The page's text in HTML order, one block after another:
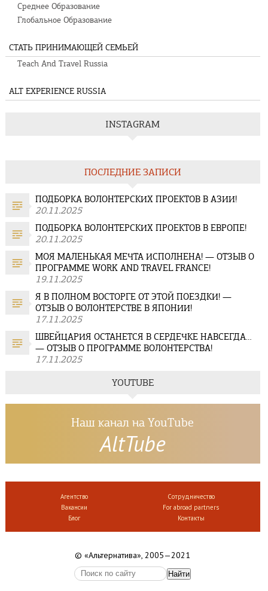
Среднее Образование
Глобальное Образование
СТАТЬ ПРИНИМАЮЩЕЙ СЕМЬЕЙ
Teach And Travel Russia
ALT EXPERIENCE RUSSIA
INSTAGRAM
ПОСЛЕДНИЕ ЗАПИСИ
ПОДБОРКА ВОЛОНТЕРСКИХ ПРОЕКТОВ В АЗИИ!
20.11.2025
ПОДБОРКА ВОЛОНТЕРСКИХ ПРОЕКТОВ В ЕВРОПЕ!
20.11.2025
МОЯ МАЛЕНЬКАЯ МЕЧТА ИСПОЛНЕНА! — ОТЗЫВ О
ПРОГРАММЕ WORK AND TRAVEL FRANCE!
19.11.2025
Я В ПОЛНОМ ВОСТОРГЕ ОТ ЭТОЙ ПОЕЗДКИ! —
ОТЗЫВ О ВОЛОНТЕРСТВЕ В ЯПОНИИ!
17.11.2025
ШВЕЙЦАРИЯ ОСТАНЕТСЯ В СЕРДЕЧКЕ НАВСЕГДА…
— ОТЗЫВ О ПРОГРАММЕ ВОЛОНТЕРСТВА!
17.11.2025
YOUTUBE
Наш канал на YouTube
AltTube
Агентство
Сотрудничество
Вакансии
For abroad partners
Блог
Контакты
© «Альтернатива», 2005—2021